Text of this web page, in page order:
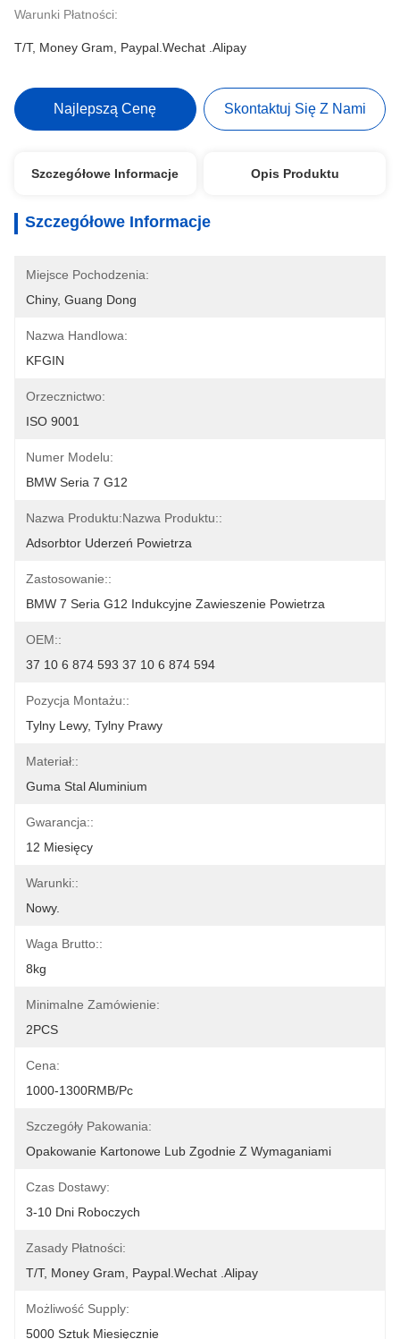
Warunki Płatności:
T/T, Money Gram, Paypal.Wechat .Alipay
Najlepszą Cenę Skontaktuj Się Z Nami
Szczegółowe Informacje Opis Produktu
Szczegółowe Informacje
Miejsce Pochodzenia:
Chiny, Guang Dong
Nazwa Handlowa:
KFGIN
Orzecznictwo:
ISO 9001
Numer Modelu:
BMW Seria 7 G12
Nazwa Produktu:Nazwa Produktu::
Adsorbtor Uderzeń Powietrza
Zastosowanie::
BMW 7 Seria G12 Indukcyjne Zawieszenie Powietrza
OEM::
37 10 6 874 593 37 10 6 874 594
Pozycja Montażu::
Tylny Lewy, Tylny Prawy
Materiał::
Guma Stal Aluminium
Gwarancja::
12 Miesięcy
Warunki::
Nowy.
Waga Brutto::
8kg
Minimalne Zamówienie:
2PCS
Cena:
1000-1300RMB/Pc
Szczegóły Pakowania:
Opakowanie Kartonowe Lub Zgodnie Z Wymaganiami
Czas Dostawy:
3-10 Dni Roboczych
Zasady Płatności:
T/T, Money Gram, Paypal.Wechat .Alipay
Możliwość Supply:
5000 Sztuk Miesięcznie